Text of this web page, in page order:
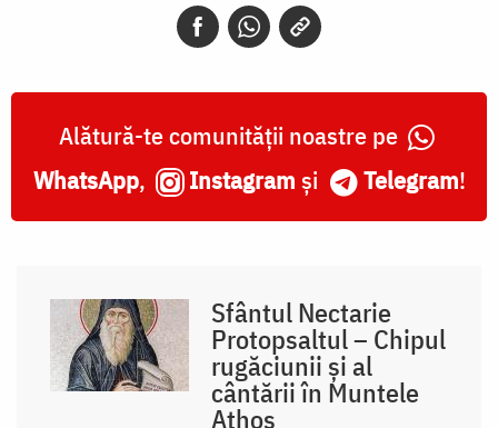
Alătură-te comunității noastre pe
WhatsApp, Instagram și Telegram!
Sfântul Nectarie
Protopsaltul – Chipul
rugăciunii și al
cântării în Muntele
Athos